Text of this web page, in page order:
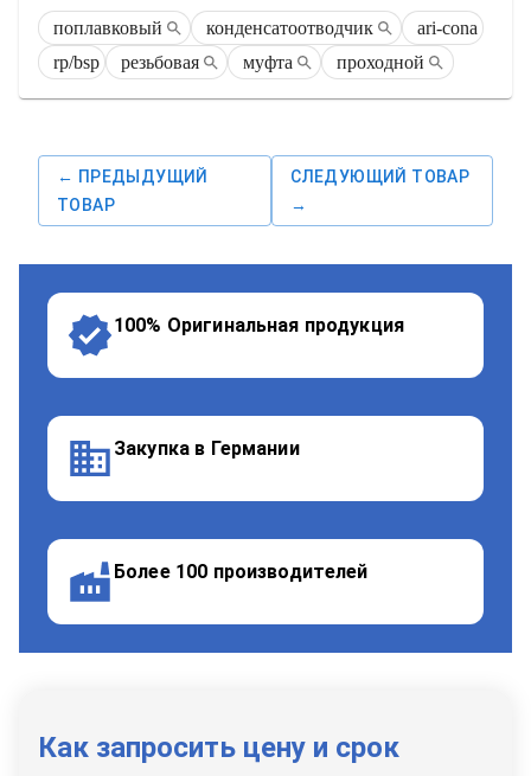
поплавковый конденсатоотводчик
ari-cona
rp/bsp
резьбовая муфта проходной
← ПРЕДЫДУЩИЙ
ТОВАР
СЛЕДУЮЩИЙ ТОВАР
→
100% Оригинальная продукция
Закупка в Германии
Более 100 производителей
Как запросить цену и срок